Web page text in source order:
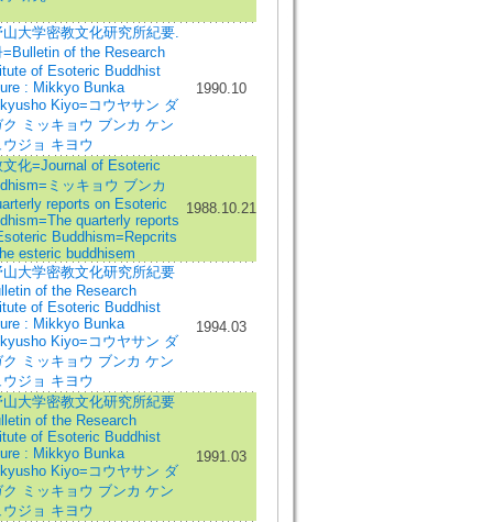
大学密教文化研究所紀要.
=Bulletin of the Research
of Esoteric Buddhist
: Mikkyo Bunka
Kiyo=コウヤサン ダ
ミッキョウ ブンカ ケン
ジョ キヨウ
1990.10
文化=Journal of Esoteric
ミッキョウ ブンカ
reports on Esoteric
quarterly reports
Buddhism=Repcrits
esteric buddhisem
1988.10.21
大学密教文化研究所紀要
of the Research
of Esoteric Buddhist
: Mikkyo Bunka
Kiyo=コウヤサン ダ
ミッキョウ ブンカ ケン
ジョ キヨウ
1994.03
大学密教文化研究所紀要
of the Research
of Esoteric Buddhist
: Mikkyo Bunka
Kiyo=コウヤサン ダ
ミッキョウ ブンカ ケン
ジョ キヨウ
1991.03